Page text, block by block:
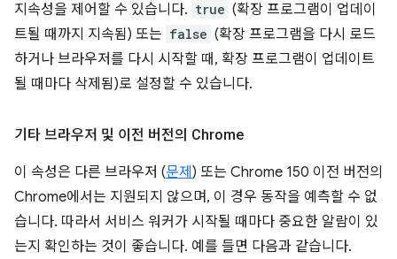
지속성을 제어할 수 있습니다. true (확장 프로그램이 업데이
트될 때까지 지속됨) 또는 false (확장 프로그램을 다시 로드
하거나 브라우저를 다시 시작할 때, 확장 프로그램이 업데이트
될 때마다 삭제됨)로 설정할 수 있습니다.
기타 브라우저 및 이전 버전의 Chrome
이 속성은 다른 브라우저 (문제 ) 또는 Chrome 150 이전 버전의
Chrome에서는 지원되지 않으며, 이 경우 동작을 예측할 수 없
습니다. 따라서 서비스 워커가 시작될 때마다 중요한 알람이 있
는지 확인하는 것이 좋습니다. 예를 들면 다음과 같습니다.